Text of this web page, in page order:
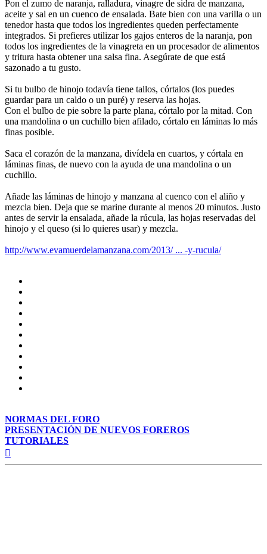
Pon el zumo de naranja, ralladura, vinagre de sidra de manzana,
aceite y sal en un cuenco de ensalada. Bate bien con una varilla o un
tenedor hasta que todos los ingredientes queden perfectamente
integrados. Si prefieres utilizar los gajos enteros de la naranja, pon
todos los ingredientes de la vinagreta en un procesador de alimentos
y tritura hasta obtener una salsa fina. Asegúrate de que está
sazonado a tu gusto.
Si tu bulbo de hinojo todavía tiene tallos, córtalos (los puedes
guardar para un caldo o un puré) y reserva las hojas.
Con el bulbo de pie sobre la parte plana, córtalo por la mitad. Con
una mandolina o un cuchillo bien afilado, córtalo en láminas lo más
finas posible.
Saca el corazón de la manzana, divídela en cuartos, y córtala en
láminas finas, de nuevo con la ayuda de una mandolina o un
cuchillo.
Añade las láminas de hinojo y manzana al cuenco con el aliño y
mezcla bien. Deja que se marine durante al menos 20 minutos. Justo
antes de servir la ensalada, añade la rúcula, las hojas reservadas del
hinojo y el queso (si lo quieres usar) y mezcla.
http://www.evamuerdelamanzana.com/2013/ ... -y-rucula/
NORMAS DEL FORO
PRESENTACIÓN DE NUEVOS FOREROS
TUTORIALES